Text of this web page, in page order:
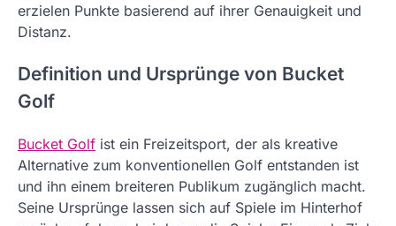
erzielen Punkte basierend auf ihrer Genauigkeit und
Distanz.
Definition und Ursprünge von Bucket
Golf
Bucket Golf ist ein Freizeitsport, der als kreative
Alternative zum konventionellen Golf entstanden ist
und ihn einem breiteren Publikum zugänglich macht.
Seine Ursprünge lassen sich auf Spiele im Hinterhof